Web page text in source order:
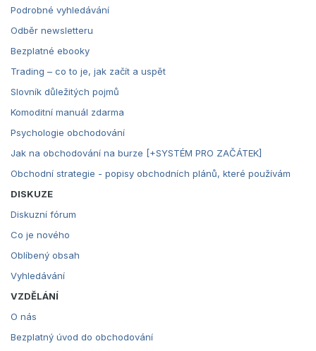
Podrobné vyhledávání
Odběr newsletteru
Bezplatné ebooky
Trading – co to je, jak začít a uspět
Slovník důležitých pojmů
Komoditní manuál zdarma
Psychologie obchodování
Jak na obchodování na burze [+SYSTÉM PRO ZAČÁTEK]
Obchodní strategie - popisy obchodních plánů, které používám
DISKUZE
Diskuzní fórum
Co je nového
Oblíbený obsah
Vyhledávání
VZDĚLÁNÍ
O nás
Bezplatný úvod do obchodování